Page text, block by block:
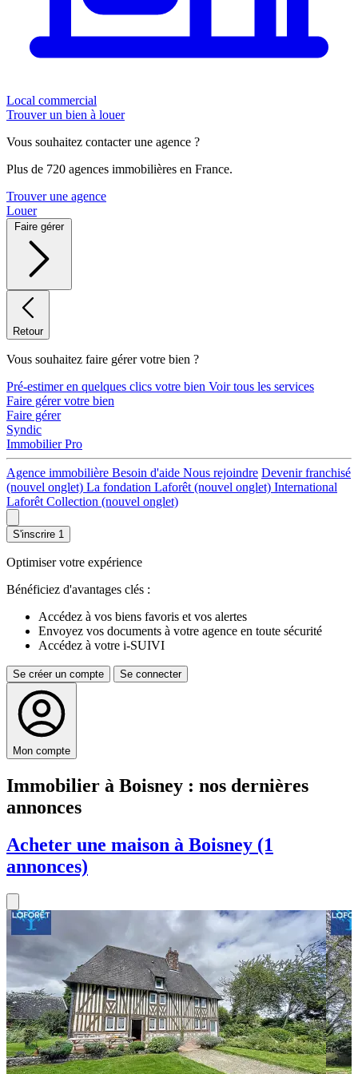
Local commercial
Trouver un bien à louer
Vous souhaitez contacter une agence ?
Plus de 720 agences immobilières en France.
Trouver une agence
Louer
Faire gérer
Retour
Vous souhaitez faire gérer votre bien ?
Pré-estimer en quelques clics votre bien Voir tous les services
Faire gérer votre bien
Faire gérer
Syndic
Immobilier Pro
Agence immobilière Besoin d'aide Nous rejoindre Devenir franchisé
(nouvel onglet) La fondation Laforêt (nouvel onglet) International
Laforêt Collection (nouvel onglet)
S'inscrire 1
Optimiser votre expérience
Bénéficiez d'avantages clés :
Accédez à vos biens favoris et vos alertes
Envoyez vos documents à votre agence en toute sécurité
Accédez à votre i-SUIVI
Se créer un compte Se connecter
Mon compte
Immobilier à Boisney : nos dernières
annonces
Acheter une maison à Boisney (1
annonces)